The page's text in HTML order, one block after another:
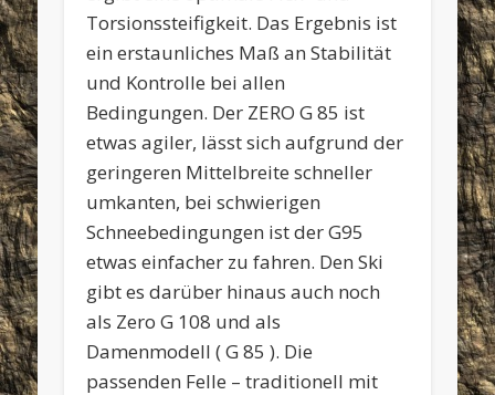
Torsionssteifigkeit. Das Ergebnis ist
ein erstaunliches Maß an Stabilität
und Kontrolle bei allen
Bedingungen. Der ZERO G 85 ist
etwas agiler, lässt sich aufgrund der
geringeren Mittelbreite schneller
umkanten, bei schwierigen
Schneebedingungen ist der G95
etwas einfacher zu fahren. Den Ski
gibt es darüber hinaus auch noch
als Zero G 108 und als
Damenmodell ( G 85 ). Die
passenden Felle – traditionell mit